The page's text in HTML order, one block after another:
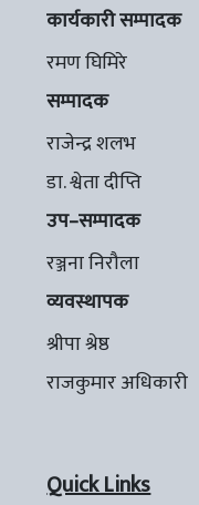
कार्यकारी सम्पादक
रमण घिमिरे
सम्पादक
राजेन्द्र शलभ
डा. श्वेता दीप्ति
उप–सम्पादक
रञ्जना निरौला
व्यवस्थापक
श्रीपा श्रेष्ठ
राजकुमार अधिकारी
Quick Links